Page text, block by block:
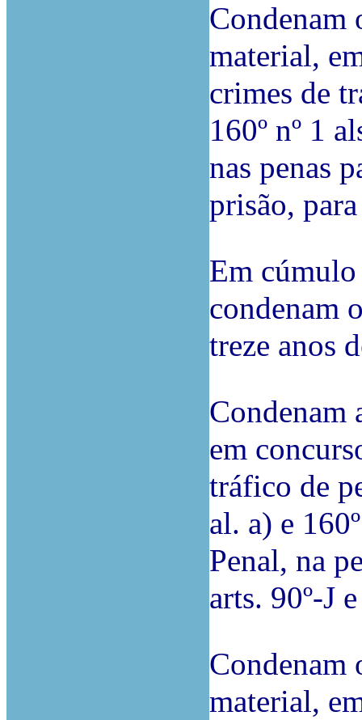
Condenam
material,
crimes de
160º nº 1
nas penas
prisão,
Em cúmulo
condenam
treze anos
Condenam
em
tráfico de
al. a) e
Penal, na
arts. 90º-J
Condenam
material,